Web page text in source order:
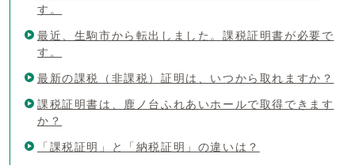
す。
最近、生駒市から転出しました。課税証明書が必要で
す。
最新の課税（非課税）証明は、いつから取れますか？
課税証明書は、鹿ノ台ふれあいホールで取得できます
か？
「課税証明」と「納税証明」の違いは？